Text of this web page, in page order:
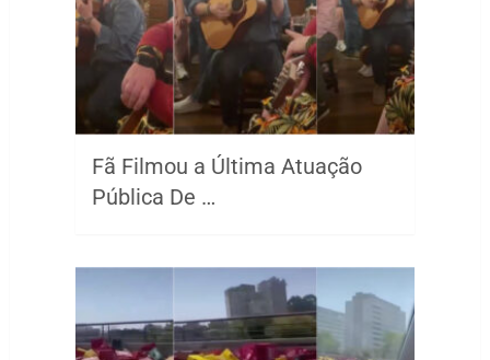
Fã Filmou a Última Atuação
Pública De …